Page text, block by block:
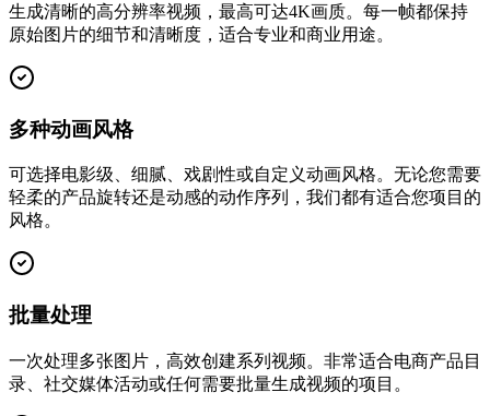
生成清晰的高分辨率视频，最高可达4K画质。每一帧都保持
原始图片的细节和清晰度，适合专业和商业用途。
多种动画风格
可选择电影级、细腻、戏剧性或自定义动画风格。无论您需要
轻柔的产品旋转还是动感的动作序列，我们都有适合您项目的
风格。
批量处理
一次处理多张图片，高效创建系列视频。非常适合电商产品目
录、社交媒体活动或任何需要批量生成视频的项目。